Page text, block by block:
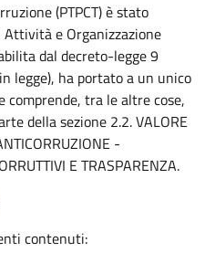
(PTPCT) è stato
e Organizzazione
dal decreto-legge 9
legge), ha portato a un unico
comprende, tra le altre cose,
della sezione 2.2. VALORE
-
E TRASPARENZA.
contenuti: